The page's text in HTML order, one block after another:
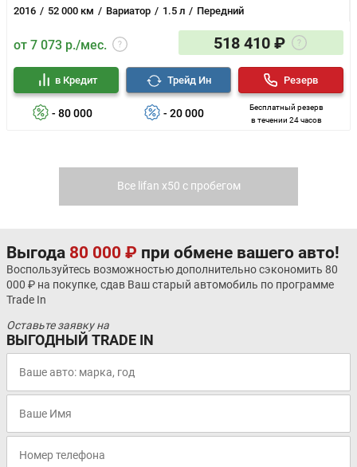
2016 52 000 км Вариатор 1.5 л Передний
от 7 073 р./мес. 518 410 ₽
- 80 000
в Кредит
- 20 000
Трейд Ин
Бесплатный резерв
в течении 24 часов
Резерв
Все lifan x50 с пробегом
Выгода 80 000 ₽ при обмене вашего авто!
Воспользуйтесь возможностью дополнительно сэкономить 80
000 ₽ на покупке, сдав Ваш старый автомобиль по программе
Trade In
Оставьте заявку на
ВЫГОДНЫЙ TRADE IN